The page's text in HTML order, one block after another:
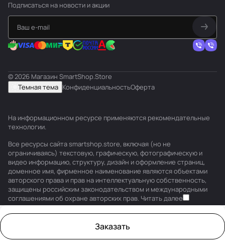
Заказать
Подписаться на новости и акции
© 2026 Магазин SmartShop.Store
Темная тема КонфиденциальностьОферта
На информационном ресурсе применяются рекомендательные
технологии.
Все ресурсы сайта smartshop.store, включая (но не
ограничиваясь) текстовую, графическую, фотографическую и
видео информацию, структуру, дизайн и оформление страниц,
доменное имя, фирменное наименование являются объектами
авторского права и прав на интеллектуальную собственность,
защищены российским законодательством и международными
соглашениями об охране авторских прав. Читать далее